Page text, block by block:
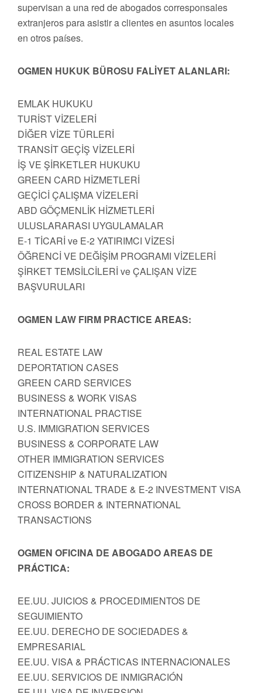
supervisan a una red de abogados corresponsales
extranjeros para asistir a clientes en asuntos locales
en otros países.
OGMEN HUKUK BÜROSU FALİYET ALANLARI:
EMLAK HUKUKU
TURİST VİZELERİ
DİĞER VİZE TÜRLERİ
TRANSİT GEÇİŞ VİZELERİ
İŞ VE ŞİRKETLER HUKUKU
GREEN CARD HİZMETLERİ
GEÇİCİ ÇALIŞMA VİZELERİ
ABD GÖÇMENLİK HİZMETLERİ
ULUSLARARASI UYGULAMALAR
E-1 TİCARİ ve E-2 YATIRIMCI VİZESİ
ÖĞRENCİ VE DEĞİŞİM PROGRAMI VİZELERİ
ŞİRKET TEMSİLCİLERİ ve ÇALIŞAN VİZE
BAŞVURULARI
OGMEN LAW FIRM PRACTICE AREAS:
REAL ESTATE LAW
DEPORTATION CASES
GREEN CARD SERVICES
BUSINESS & WORK VISAS
INTERNATIONAL PRACTISE
U.S. IMMIGRATION SERVICES
BUSINESS & CORPORATE LAW
OTHER IMMIGRATION SERVICES
CITIZENSHIP & NATURALIZATION
INTERNATIONAL TRADE & E-2 INVESTMENT VISA
CROSS BORDER & INTERNATIONAL
TRANSACTIONS
OGMEN OFICINA DE ABOGADO AREAS DE
PRÁCTICA:
EE.UU. JUICIOS & PROCEDIMIENTOS DE
SEGUIMIENTO
EE.UU. DERECHO DE SOCIEDADES &
EMPRESARIAL
EE.UU. VISA & PRÁCTICAS INTERNACIONALES
EE.UU. SERVICIOS DE INMIGRACIÓN